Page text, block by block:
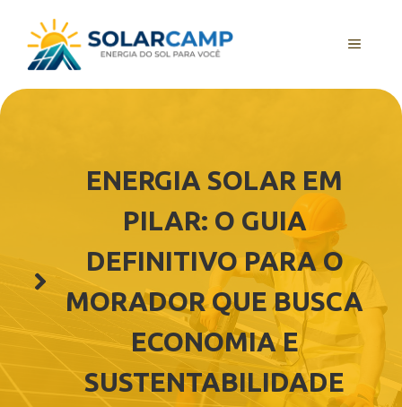
conteúdo
MENU
ENERGIA SOLAR EM
PILAR: O GUIA
DEFINITIVO PARA O
MORADOR QUE BUSCA
ECONOMIA E
SUSTENTABILIDADE